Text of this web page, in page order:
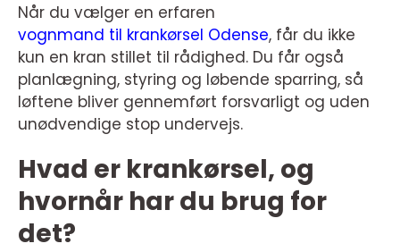
Når du vælger en erfaren
vognmand til krankørsel Odense, får du ikke
kun en kran stillet til rådighed. Du får også
planlægning, styring og løbende sparring, så
løftene bliver gennemført forsvarligt og uden
unødvendige stop undervejs.
Hvad er krankørsel, og
hvornår har du brug for
det?